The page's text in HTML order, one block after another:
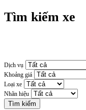
Tìm kiếm xe
Dịch vụ
Khoảng giá
Loại xe
Nhãn hiệu